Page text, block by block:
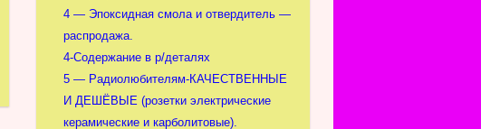
4 — Эпоксидная смола и отвердитель —
распродажа.
4-Содержание в р/деталях
5 — Радиолюбителям-КАЧЕСТВЕННЫЕ
И ДЕШЁВЫЕ (розетки электрические
керамические и карболитовые).